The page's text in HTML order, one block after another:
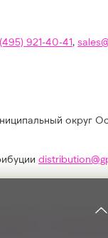
921-40-41,
округ